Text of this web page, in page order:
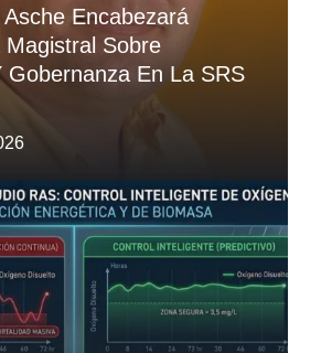
Encabezará
Magistral Sobre
Gobernanza En La SRS